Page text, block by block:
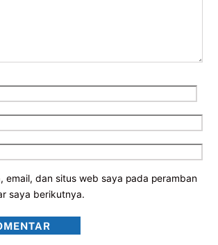
email, dan situs web saya pada peramban
saya berikutnya.